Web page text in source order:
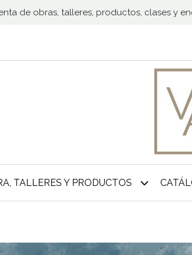
de obras, talleres, productos, clases y
TALLERES Y PRODUCTOS